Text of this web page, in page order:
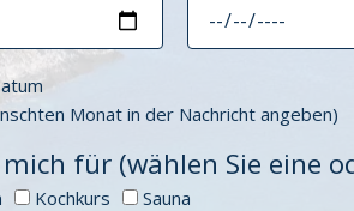
Monat in der Nachricht angeben)
für (wählen Sie eine
Kochkurs
Sauna